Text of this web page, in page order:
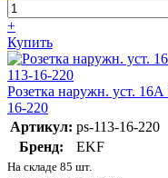
+
Купить
Розетка наружн. уст.
16-220
Артикул: ps-113-16-220
Бренд:
EKF
На складе 85 шт.